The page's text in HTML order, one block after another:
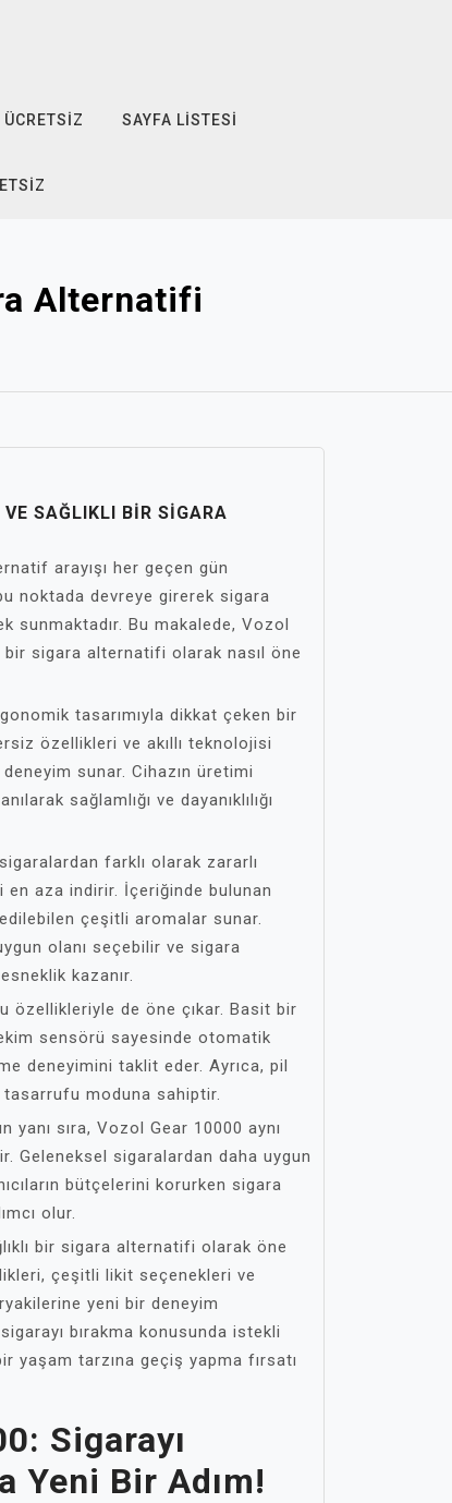
ÜCRETSIZ SAYFA LISTESI
Alternatifi
SAĞLIKLI BIR SIGARA
arayışı her geçen gün
noktada devreye girerek sigara
sunmaktadır. Bu makalede, Vozol
bir sigara alternatifi olarak nasıl öne
tasarımıyla dikkat çeken bir
özellikleri ve akıllı teknolojisi
sunar. Cihazın üretimi
sağlamlığı ve dayanıklılığı
farklı olarak zararlı
aza indirir. İçeriğinde bulunan
çeşitli aromalar sunar.
olanı seçebilir ve sigara
kazanır.
özellikleriyle de öne çıkar. Basit bir
sensörü sayesinde otomatik
deneyimini taklit eder. Ayrıca, pil
tasarrufu moduna sahiptir.
yanı sıra, Vozol Gear 10000 aynı
Geleneksel sigaralardan daha uygun
bütçelerini korurken sigara
olur.
bir sigara alternatifi olarak öne
çeşitli likit seçenekleri ve
yeni bir deneyim
bırakma konusunda istekli
yaşam tarzına geçiş yapma fırsatı
Sigarayı
Yeni Bir Adım!